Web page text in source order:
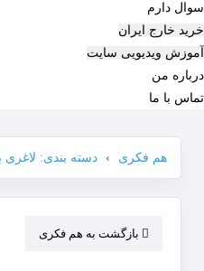
سوال دارم
خرید خارج ایران
آموزش ویدیویی سایت
درباره من
تماس با ما
هم فکری › دسته بندی: لاغری
بازگشت به هم فکری